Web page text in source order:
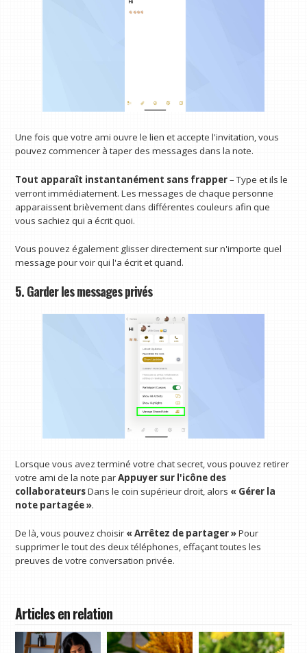
Une fois que votre ami ouvre le lien et accepte l'invitation, vous
pouvez commencer à taper des messages dans la note.
Tout apparaît instantanément sans frapper– Type et ils le
verront immédiatement. Les messages de chaque personne
apparaissent brièvement dans différentes couleurs afin que
vous sachiez qui a écrit quoi.
Vous pouvez également glisser directement sur n'importe quel
message pour voir qui l'a écrit et quand.
5. Garder les messages privés
Lorsque vous avez terminé votre chat secret, vous pouvez retirer
votre ami de la note parAppuyer sur l'icône des
collaborateursDans le coin supérieur droit, alors « Gérer la
note partagée ».
De là, vous pouvez choisir « Arrêtez de partager »Pour
supprimer le tout des deux téléphones, effaçant toutes les
preuves de votre conversation privée.
Articles en relation